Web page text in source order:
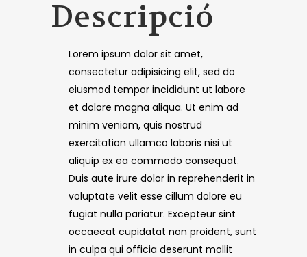
Descripció
Lorem ipsum dolor sit amet,
consectetur adipisicing elit, sed do
eiusmod tempor incididunt ut labore
et dolore magna aliqua. Ut enim ad
minim veniam, quis nostrud
exercitation ullamco laboris nisi ut
aliquip ex ea commodo consequat.
Duis aute irure dolor in reprehenderit in
voluptate velit esse cillum dolore eu
fugiat nulla pariatur. Excepteur sint
occaecat cupidatat non proident, sunt
in culpa qui officia deserunt mollit